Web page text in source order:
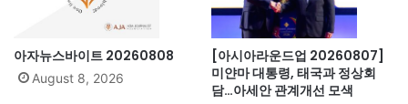
아자뉴스바이트 20260808
August 8, 2026
[아시아라운드업 20260807]
미얀마 대통령, 태국과 정상회
담…아세안 관계개선 모색